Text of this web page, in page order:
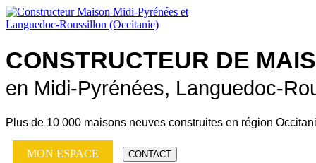
CONSTRUCTEUR DE
en Midi-Pyrénées, Languedoc-
Plus de 10 000 maisons neuves construites en région
MON ESPACE CONTACT